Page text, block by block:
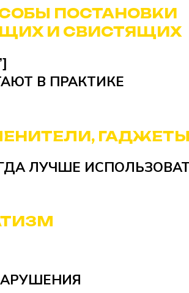
ЛУЧШЕ
В ПРАКТИКЕ
ПОСТАНОВКИ
И СВИСТЯЩИХ